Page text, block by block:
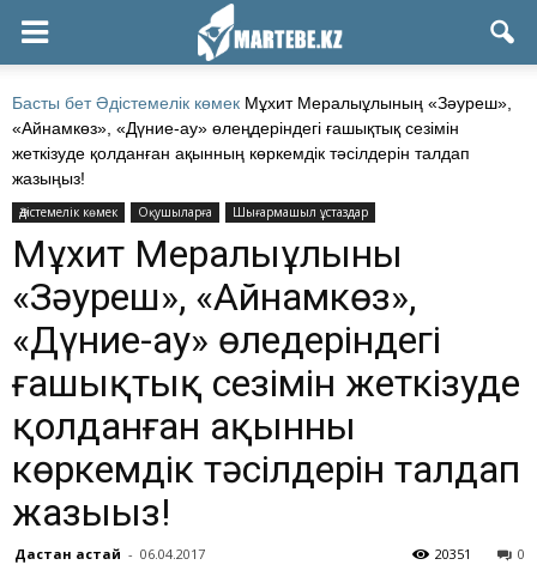
Басты бет Әдістемелік көмек Мұхит Мералыұлының «Зәуреш»,
«Айнамкөз», «Дүние-ау» өлеңдеріндегі ғашықтық сезімін
жеткізуде қолданған ақынның көркемдік тәсілдерін талдап
жазыңыз!
Әдістемелік көмек Оқушыларға Шығармашыл ұстаздар
Мұхит Мералыұлының
«Зәуреш», «Айнамкөз»,
«Дүние-ау» өлеңдеріндегі
ғашықтық сезімін жеткізуде
қолданған ақынның
көркемдік тәсілдерін талдап
жазыңыз!
Дастан Қастай - 06.04.2017 0
20351